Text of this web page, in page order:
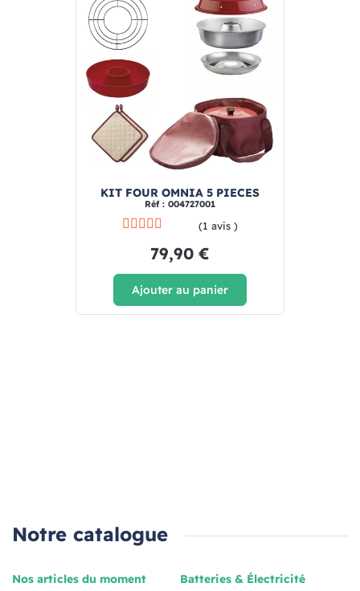
KIT FOUR OMNIA 5 PIECES
Réf : 004727001
(1 avis )
79,90 €
Ajouter au panier
Notre catalogue
Nos articles du moment Batteries & Électricité